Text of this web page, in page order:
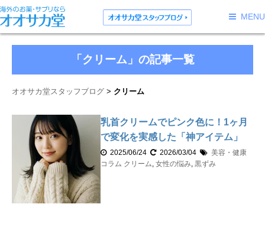
MENU
「クリーム」の記事一覧
オオサカ堂スタッフブログ クリーム
乳首クリームでピンク色に！1ヶ月
で変化を実感した「神アイテム」
2025/06/24 2026/03/04
美容・健康
コラム クリーム, 女性の悩み, 黒ずみ